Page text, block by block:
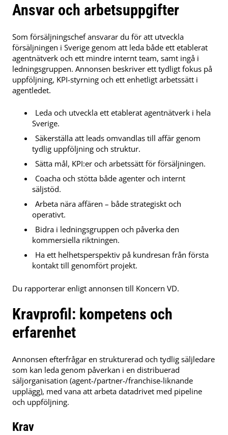
Ansvar och arbetsuppgifter
Som försäljningschef ansvarar du för att utveckla
försäljningen i Sverige genom att leda både ett etablerat
agentnätverk och ett mindre internt team, samt ingå i
ledningsgruppen. Annonsen beskriver ett tydligt fokus på
uppföljning, KPI-styrning och ett enhetligt arbetssätt i
agentledet.
Leda och utveckla ett etablerat agentnätverk i hela
Sverige.
Säkerställa att leads omvandlas till affär genom
tydlig uppföljning och struktur.
Sätta mål, KPI:er och arbetssätt för försäljningen.
Coacha och stötta både agenter och internt
säljstöd.
Arbeta nära affären – både strategiskt och
operativt.
Bidra i ledningsgruppen och påverka den
kommersiella riktningen.
Ha ett helhetsperspektiv på kundresan från första
kontakt till genomfört projekt.
Du rapporterar enligt annonsen till Koncern VD.
Kravprofil: kompetens och
erfarenhet
Annonsen efterfrågar en strukturerad och tydlig säljledare
som kan leda genom påverkan i en distribuerad
säljorganisation (agent-/partner-/franchise-liknande
upplägg), med vana att arbeta datadrivet med pipeline
och uppföljning.
Krav